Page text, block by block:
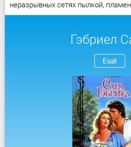
неразрывных сетях пылкой,
Гэбриел
Ещё